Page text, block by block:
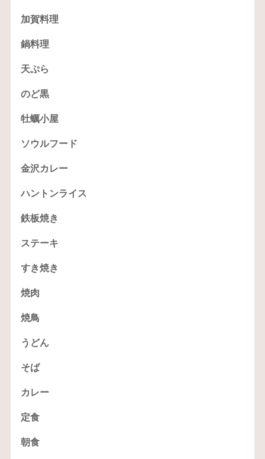
加賀料理
鍋料理
天ぷら
のど黒
牡蠣小屋
ソウルフード
金沢カレー
ハントンライス
鉄板焼き
ステーキ
すき焼き
焼肉
焼鳥
うどん
そば
カレー
定食
朝食